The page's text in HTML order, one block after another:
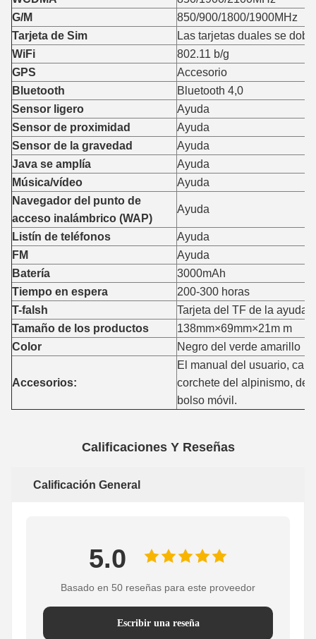
G/M
850/900/1800/1900MHz
Tarjeta de Sim
Las tarjetas duales se
WiFi
802.11 b/g
GPS
Accesorio
Bluetooth
Bluetooth 4,0
Sensor ligero
Ayuda
Sensor de proximidad
Ayuda
Sensor de la gravedad
Ayuda
Java se amplía
Ayuda
Música/vídeo
Ayuda
Navegador del punto de
acceso inalámbrico (WAP)
Ayuda
Listín de teléfonos
Ayuda
FM
Ayuda
Batería
3000mAh
Tiempo en espera
200-300 horas
T-falsh
Tarjeta del TF de la ayuda
Tamaño de los productos
138mm×69mm×21m m
Color
Negro del verde amarillo
Accesorios:
El manual del usuario,
corchete del alpinismo,
bolso móvil.
Calificaciones Y Reseñas
Calificación General
5.0
Basado en 50 reseñas para este proveedor
Escribir una reseña